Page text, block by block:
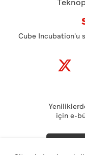
Cube Incubation'u
için e-